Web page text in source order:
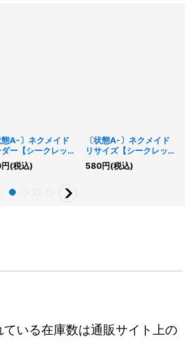
態A-〕ネクメイド
ー【シークレッ
{RD/KP23-JP051}
魔法》
円(税込)
〔状態A-〕ネクメイド
リサイズ【シークレッ
ト】{RD/KP23-JP050}
《RD魔法》
580円(税込)
いる在庫数は通販サイト上の